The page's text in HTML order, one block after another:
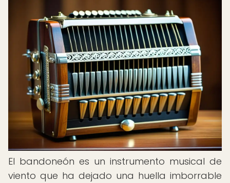
El bandoneón es un instrumento musical de
viento que ha dejado una huella imborrable